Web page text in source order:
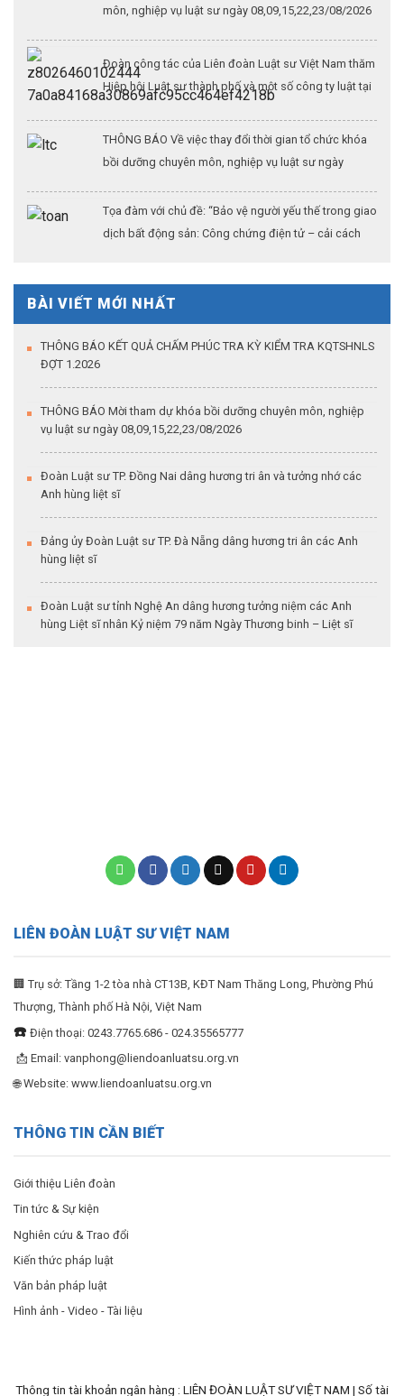
môn, nghiệp vụ luật sư ngày 08,09,15,22,23/08/2026
Đoàn công tác của Liên đoàn Luật sư Việt Nam thăm
Hiệp hội Luật sư thành phố và một số công ty luật tại
THÔNG BÁO Về việc thay đổi thời gian tổ chức khóa
bồi dưỡng chuyên môn, nghiệp vụ luật sư ngày
Tọa đàm với chủ đề: “Bảo vệ người yếu thế trong giao
dịch bất động sản: Công chứng điện tử – cải cách
BÀI VIẾT MỚI NHẤT
THÔNG BÁO KẾT QUẢ CHẤM PHÚC TRA KỲ KIỂM TRA KQTSHNLS
ĐỢT 1.2026
THÔNG BÁO Mời tham dự khóa bồi dưỡng chuyên môn, nghiệp
vụ luật sư ngày 08,09,15,22,23/08/2026
Đoàn Luật sư TP. Đồng Nai dâng hương tri ân và tưởng nhớ các
Anh hùng liệt sĩ
Đảng ủy Đoàn Luật sư TP. Đà Nẵng dâng hương tri ân các Anh
hùng liệt sĩ
Đoàn Luật sư tỉnh Nghệ An dâng hương tưởng niệm các Anh
hùng Liệt sĩ nhân Kỷ niệm 79 năm Ngày Thương binh – Liệt sĩ
LIÊN ĐOÀN LUẬT SƯ VIỆT NAM
🏢 Trụ sở: Tầng 1-2 tòa nhà CT13B, KĐT Nam Thăng Long, Phường Phú
Thượng, Thành phố Hà Nội, Việt Nam
☎️ Điện thoại: 0243.7765.686 - 024.35565777
📩 Email: vanphong@liendoanluatsu.org.vn
🌐 Website: www.liendoanluatsu.org.vn
THÔNG TIN CẦN BIẾT
Giới thiệu Liên đoàn
Tin tức & Sự kiện
Nghiên cứu & Trao đổi
Kiến thức pháp luật
Văn bản pháp luật
Hình ảnh - Video - Tài liệu
Thông tin tài khoản ngân hàng : LIÊN ĐOÀN LUẬT SƯ VIỆT NAM | Số tài